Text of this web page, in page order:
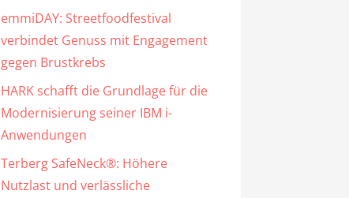
emmiDAY: Streetfoodfestival
verbindet Genuss mit Engagement
gegen Brustkrebs
HARK schafft die Grundlage für die
Modernisierung seiner IBM i-
Anwendungen
Terberg SafeNeck®: Höhere
Nutzlast und verlässliche